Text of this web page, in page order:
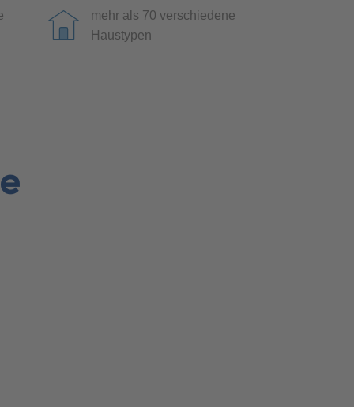
mehr als 70 verschiedene
Haustypen